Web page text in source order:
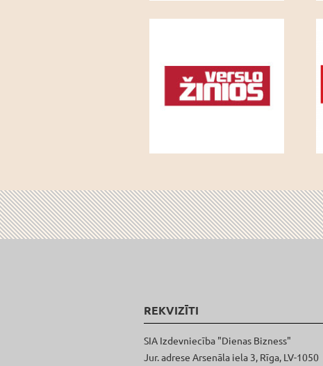
REKVIZĪTI
SIA Izdevniecība "Dienas Bizness"
Jur. adrese Arsenāla iela 3, Rīga, LV-1050